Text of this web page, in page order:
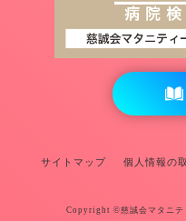
サイトマップ 個人情報の
Copyright ©慈誠会マタニ